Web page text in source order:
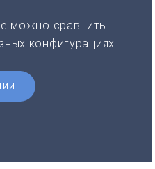
можно сравнить
конфигурациях.